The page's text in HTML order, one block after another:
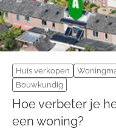
Huis verkopen
Bouwkundig
Hoe verbeter je
een woning?